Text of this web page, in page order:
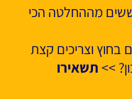
מההחלטה הכי
בחוץ וצריכים קצת
>>תשאירו